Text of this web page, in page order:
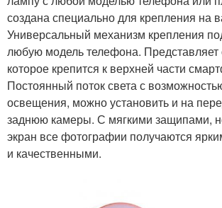
создана специально для крепления на
Универсальный механизм крепления
любую модель телефона. Представляет
которое крепится к верхней части
Постоянный поток света с
освещения, можно установить и на
заднюю камеры. С мягкими защипами,
экран все фотографии получаются
и качественными.